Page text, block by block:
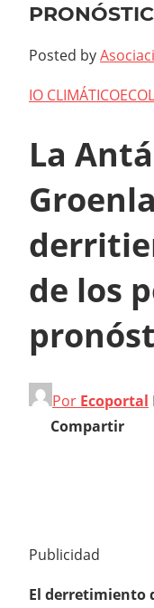
Posted by
IO CLIMÁTICO
La
de los
Por Ecoportal
Compartir
Publicidad
El derretimiento